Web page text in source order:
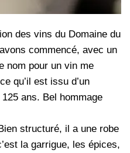
des vins du Domaine du
commencé, avec un
nom pour un vin me
qu’il est issu d’un
ans. Bel hommage
structuré, il a une robe
la garrigue, les épices,